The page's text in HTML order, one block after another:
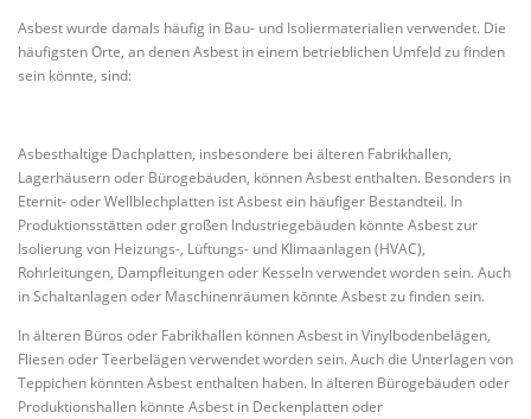
Asbest wurde damals häufig in Bau- und Isoliermaterialien verwendet. Die
häufigsten Orte, an denen Asbest in einem betrieblichen Umfeld zu finden
sein könnte, sind:
Asbesthaltige Dachplatten, insbesondere bei älteren Fabrikhallen,
Lagerhäusern oder Bürogebäuden, können Asbest enthalten. Besonders in
Eternit- oder Wellblechplatten ist Asbest ein häufiger Bestandteil. In
Produktionsstätten oder großen Industriegebäuden könnte Asbest zur
Isolierung von Heizungs-, Lüftungs- und Klimaanlagen (HVAC),
Rohrleitungen, Dampfleitungen oder Kesseln verwendet worden sein. Auch
in Schaltanlagen oder Maschinenräumen könnte Asbest zu finden sein.
In älteren Büros oder Fabrikhallen können Asbest in Vinylbodenbelägen,
Fliesen oder Teerbelägen verwendet worden sein. Auch die Unterlagen von
Teppichen könnten Asbest enthalten haben. In älteren Bürogebäuden oder
Produktionshallen könnte Asbest in Deckenplatten oder